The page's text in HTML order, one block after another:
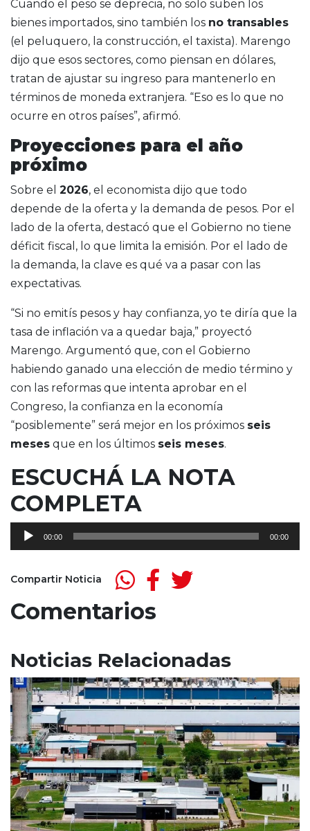
Cuando el peso se deprecia, no solo suben los
bienes importados, sino también los no transables
(el peluquero, la construcción, el taxista). Marengo
dijo que esos sectores, como piensan en dólares,
tratan de ajustar su ingreso para mantenerlo en
términos de moneda extranjera. “Eso es lo que no
ocurre en otros países”, afirmó.
Proyecciones para el año
próximo
Sobre el 2026, el economista dijo que todo
depende de la oferta y la demanda de pesos. Por el
lado de la oferta, destacó que el Gobierno no tiene
déficit fiscal, lo que limita la emisión. Por el lado de
la demanda, la clave es qué va a pasar con las
expectativas.
“Si no emitís pesos y hay confianza, yo te diría que la
tasa de inflación va a quedar baja,” proyectó
Marengo. Argumentó que, con el Gobierno
habiendo ganado una elección de medio término y
con las reformas que intenta aprobar en el
Congreso, la confianza en la economía
“posiblemente” será mejor en los próximos seis
meses que en los últimos seis meses.
ESCUCHÁ LA NOTA
COMPLETA
Reproductor
de
00:00 00:00
Compartir Noticia
Comentarios
Noticias Relacionadas